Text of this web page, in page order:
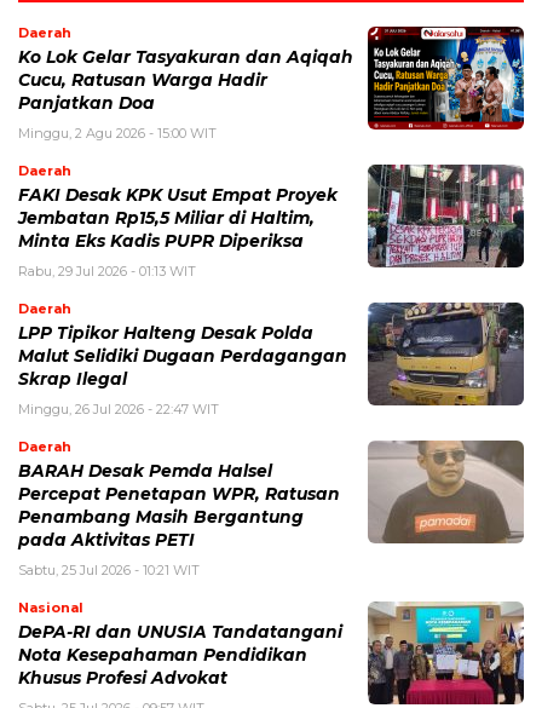
Daerah
Ko Lok Gelar Tasyakuran dan Aqiqah
Cucu, Ratusan Warga Hadir
Panjatkan Doa
Minggu, 2 Agu 2026 - 15:00 WIT
Daerah
FAKI Desak KPK Usut Empat Proyek
Jembatan Rp15,5 Miliar di Haltim,
Minta Eks Kadis PUPR Diperiksa
Rabu, 29 Jul 2026 - 01:13 WIT
Daerah
LPP Tipikor Halteng Desak Polda
Malut Selidiki Dugaan Perdagangan
Skrap Ilegal
Minggu, 26 Jul 2026 - 22:47 WIT
Daerah
BARAH Desak Pemda Halsel
Percepat Penetapan WPR, Ratusan
Penambang Masih Bergantung
pada Aktivitas PETI
Sabtu, 25 Jul 2026 - 10:21 WIT
Nasional
DePA-RI dan UNUSIA Tandatangani
Nota Kesepahaman Pendidikan
Khusus Profesi Advokat